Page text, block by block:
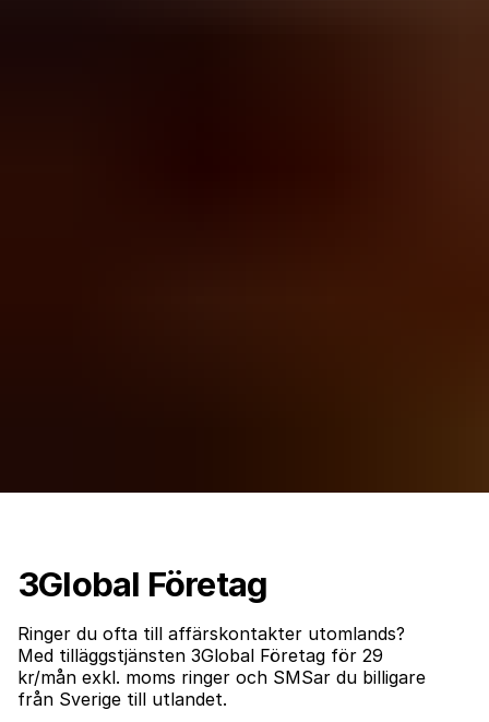
3Global Företag
Ringer du ofta till affärskontakter utomlands?
Med tilläggstjänsten 3Global Företag för 29
kr/mån exkl. moms ringer och SMSar du billigare
från Sverige till utlandet.